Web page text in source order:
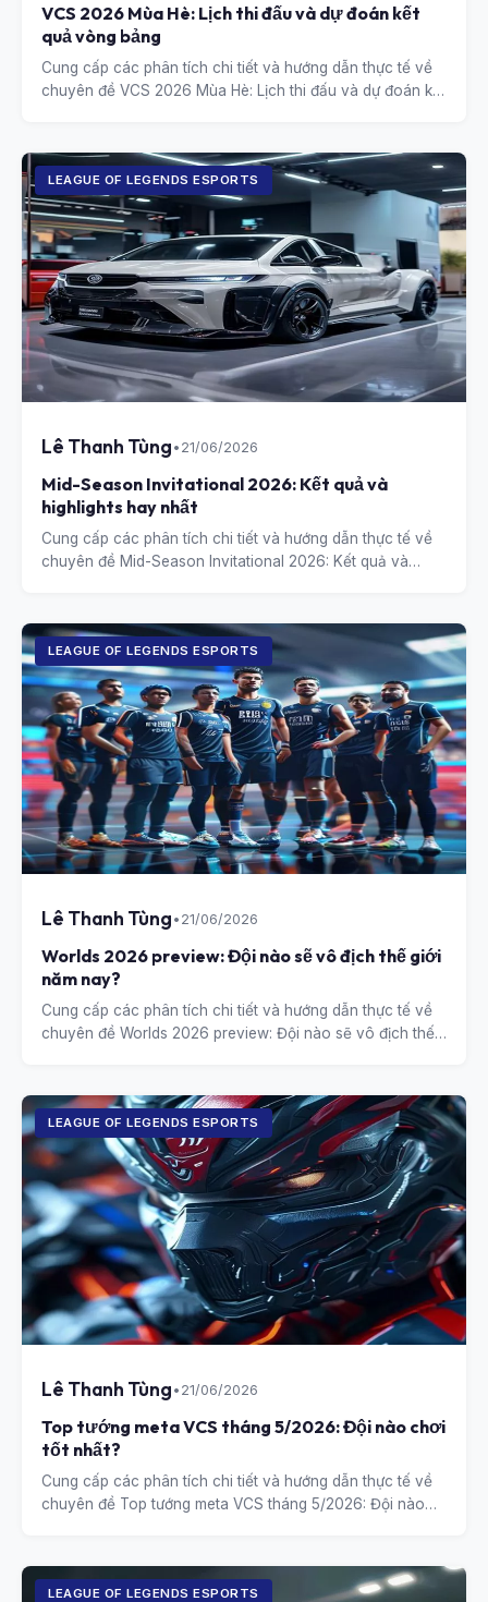
VCS 2026 Mùa Hè: Lịch thi đấu và dự đoán kết
quả vòng bảng
Cung cấp các phân tích chi tiết và hướng dẫn thực tế về
chuyên đề VCS 2026 Mùa Hè: Lịch thi đấu và dự đoán kết
LEAGUE OF LEGENDS ESPORTS
Lê Thanh Tùng • 21/06/2026
Mid-Season Invitational 2026: Kết quả và
highlights hay nhất
Cung cấp các phân tích chi tiết và hướng dẫn thực tế về
chuyên đề Mid-Season Invitational 2026: Kết quả và
LEAGUE OF LEGENDS ESPORTS
Lê Thanh Tùng • 21/06/2026
Worlds 2026 preview: Đội nào sẽ vô địch thế giới
năm nay?
Cung cấp các phân tích chi tiết và hướng dẫn thực tế về
chuyên đề Worlds 2026 preview: Đội nào sẽ vô địch thế
LEAGUE OF LEGENDS ESPORTS
Lê Thanh Tùng • 21/06/2026
Top tướng meta VCS tháng 5/2026: Đội nào chơi
tốt nhất?
Cung cấp các phân tích chi tiết và hướng dẫn thực tế về
chuyên đề Top tướng meta VCS tháng 5/2026: Đội nào
LEAGUE OF LEGENDS ESPORTS